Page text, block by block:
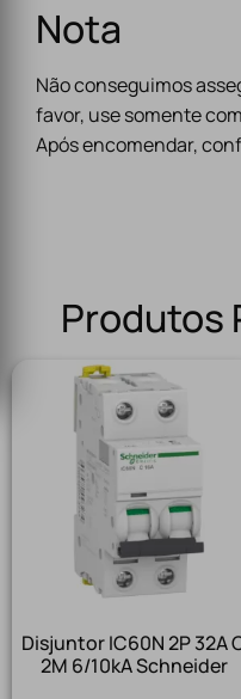
Nota
Não conseguimos
favor, use somente
Após encomendar,
Produtos
Disjuntor IC60N 2P 32A
2M 6/10kA Schneider